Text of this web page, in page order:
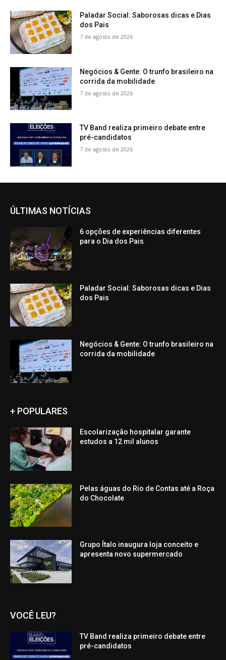
Paladar Social: Saborosas dicas e Dias
dos Pais
7 de agosto de 2026
Negócios & Gente: O trunfo brasileiro na
corrida da mobilidade
7 de agosto de 2026
TV Band realiza primeiro debate entre
pré-candidatos
7 de agosto de 2026
ÚLTIMAS NOTÍCIAS
6 opções de experiências diferentes
para o Dia dos Pais
Paladar Social: Saborosas dicas e Dias
dos Pais
Negócios & Gente: O trunfo brasileiro na
corrida da mobilidade
+ POPULARES
Escolarização hospitalar garante
estudos a 12 mil alunos
Pelas águas do Rio de Contas até a Roça
do Chocolate
Grupo Ítalo inaugura loja conceito e
apresenta novo supermercado
VOCÊ LEU?
TV Band realiza primeiro debate entre
pré-candidatos